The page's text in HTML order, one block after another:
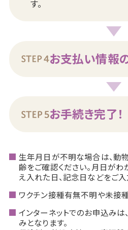
す。
お支払い情報
お手続き完了！
生年月日が不明な場合は、動
齢をご確認ください。月日が
え入れた日、記念日などをご入
ワクチン接種有無不明や未接
インターネットでのお申込みは
みとなります。